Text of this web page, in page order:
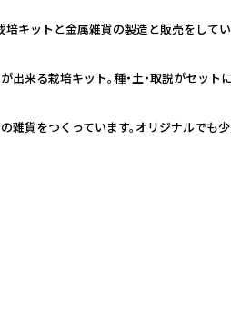
キットと金属雑貨の製造と販売をして
出来る栽培キット。種・土・取説がセッ
雑貨をつくっています。オリジナルでも